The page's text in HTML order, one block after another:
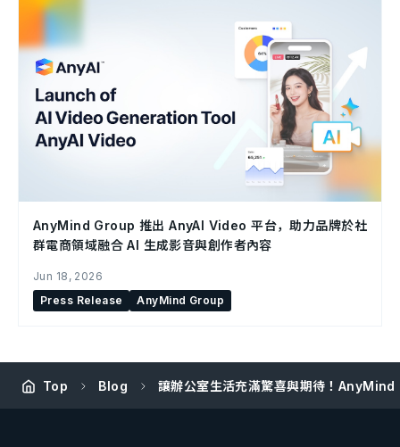
AnyMind Group 推出 AnyAI Video 平台，助力品牌於社
群電商領域融合 AI 生成影音與創作者內容
Jun 18, 2026
Press Release
AnyMind Group
Top Blog 讓辦公室生活充滿驚喜與期待！AnyMind